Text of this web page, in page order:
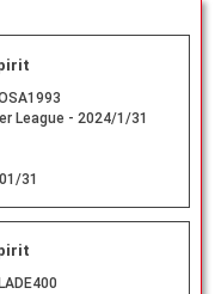
League - 2024/1/31
31